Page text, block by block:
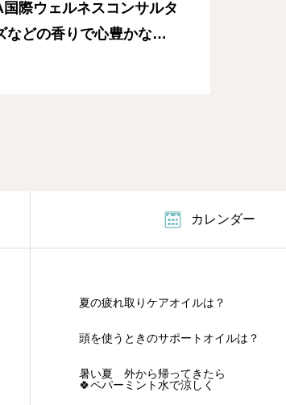
際ウェルネスコンサルタ
などの香りで心豊かなひ
るメディカルアロマ資
カレンダー
夏の疲れ取りケアオイルは？
頭を使うときのサポートオイルは？
暑い夏 外から帰ってきたら
🍀ペパーミント水で涼しく